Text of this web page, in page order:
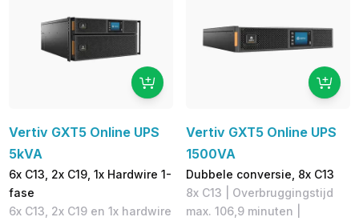
Vertiv GXT5 Online UPS
5kVA
6x C13, 2x C19, 1x Hardwire 1-
fase
6x C13, 2x C19 en 1x hardwire
Vertiv GXT5 Online UPS
1500VA
Dubbele conversie, 8x C13
8x C13 | Overbruggingstijd
max. 106,9 minuten |